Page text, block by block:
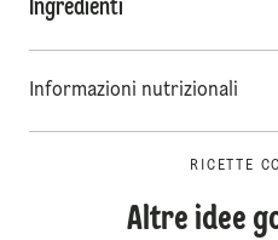
Ingredienti
Informazioni nutrizionali
RICETTE
Altre idee